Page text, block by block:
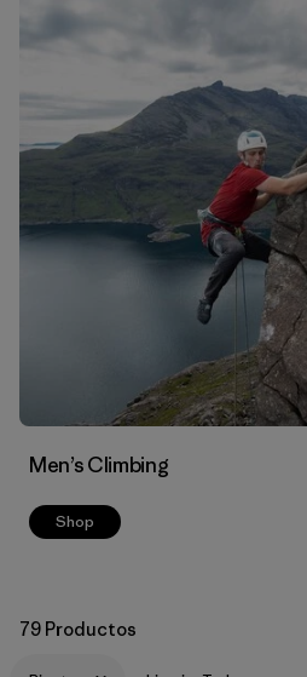
Filtrar por
Fit
Filtrar por
Men’s Climbing
Shop
79 Productos